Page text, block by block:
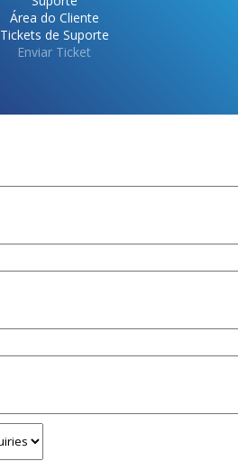
Área do Cliente
Tickets de Suporte
Enviar Ticket